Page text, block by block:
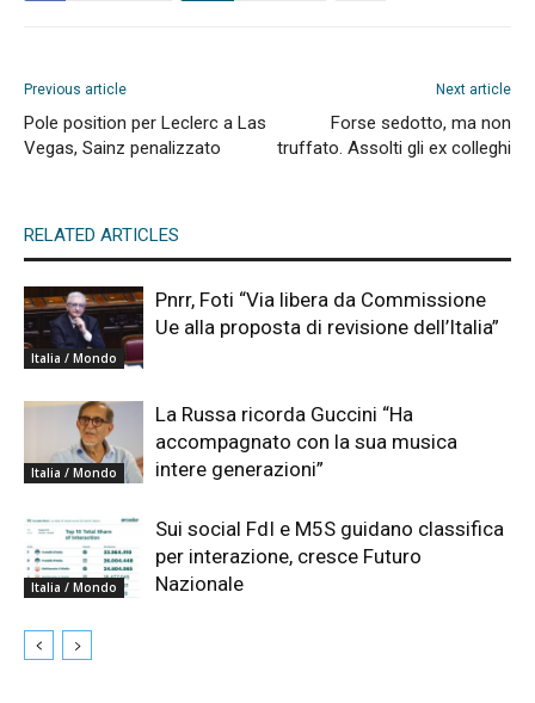
Previous article
Pole position per Leclerc a Las
Vegas, Sainz penalizzato
Next article
Forse sedotto, ma non
truffato. Assolti gli ex colleghi
RELATED ARTICLES
Italia / Mondo
Pnrr, Foti “Via libera da Commissione
Ue alla proposta di revisione dell’Italia”
Italia / Mondo
La Russa ricorda Guccini “Ha
accompagnato con la sua musica
intere generazioni”
Italia / Mondo
Sui social FdI e M5S guidano classifica
per interazione, cresce Futuro
Nazionale